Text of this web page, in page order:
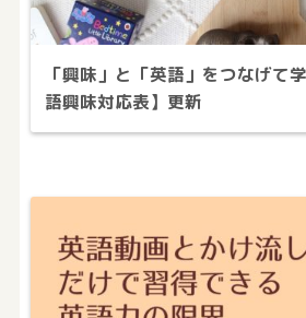
「興味」と「英語」をつなげて
語興味対応表】更新